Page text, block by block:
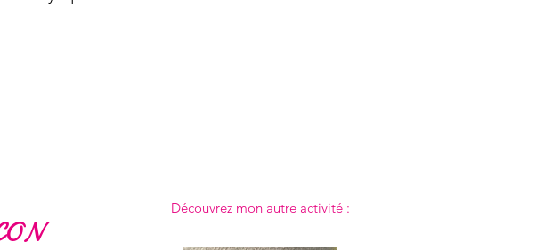
Découvrez mon autre activité :